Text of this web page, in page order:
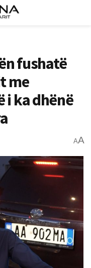
fushatë
me
i ka dhënë
AA